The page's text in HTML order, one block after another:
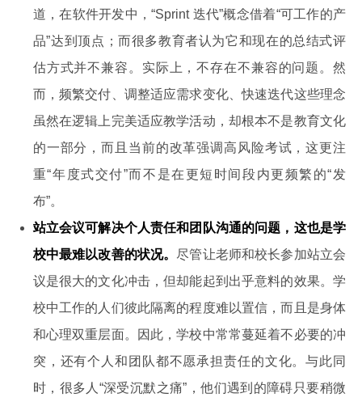
道，在软件开发中，“Sprint 迭代”概念借着“可工作的产
品”达到顶点；而很多教育者认为它和现在的总结式评
估方式并不兼容。实际上，不存在不兼容的问题。然
而，频繁交付、调整适应需求变化、快速迭代这些理念
虽然在逻辑上完美适应教学活动，却根本不是教育文化
的一部分，而且当前的改革强调高风险考试，这更注
重“年度式交付”而不是在更短时间段内更频繁的“发
布”。
站立会议可解决个人责任和团队沟通的问题，这也是学
校中最难以改善的状况。 尽管让老师和校长参加站立会
议是很大的文化冲击，但却能起到出乎意料的效果。学
校中工作的人们彼此隔离的程度难以置信，而且是身体
和心理双重层面。因此，学校中常常蔓延着不必要的冲
突，还有个人和团队都不愿承担责任的文化。与此同
时，很多人“深受沉默之痛”，他们遇到的障碍只要稍微